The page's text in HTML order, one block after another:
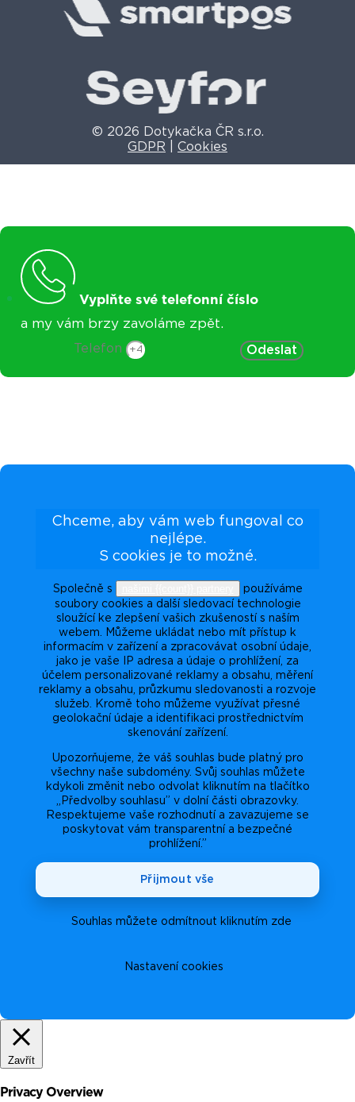
© 2026 Dotykačka ČR s.r.o.
GDPR
Cookies
Vyplňte své telefonní číslo
a my vám brzy zavoláme zpět.
Telefon Odeslat
Chceme, aby vám web fungoval co
nejlépe.
S cookies je to možné.
Společně s
používáme
soubory cookies a další sledovací technologie
sloužící ke zlepšení vašich zkušeností s naším
webem. Můžeme ukládat nebo mít přístup k
informacím v zařízení a zpracovávat osobní údaje,
jako je vaše IP adresa a údaje o prohlížení, za
účelem personalizované reklamy a obsahu, měření
reklamy a obsahu, průzkumu sledovanosti a rozvoje
služeb. Kromě toho můžeme využívat přesné
geolokační údaje a identifikaci prostřednictvím
skenování zařízení.
Upozorňujeme, že váš souhlas bude platný pro
všechny naše subdomény. Svůj souhlas můžete
kdykoli změnit nebo odvolat kliknutím na tlačítko
„Předvolby souhlasu” v dolní části obrazovky.
Respektujeme vaše rozhodnutí a zavazujeme se
poskytovat vám transparentní a bezpečné
prohlížení.”
Nastavení cookies
Souhlas můžete odmítnout kliknutím zde
Přijmout vše
Zavřít
Privacy Overview